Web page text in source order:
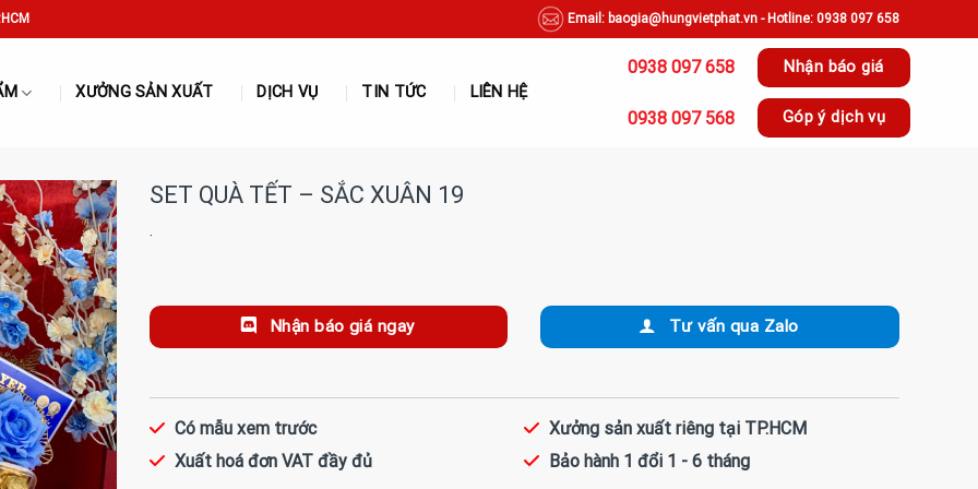
Email: baogia@hungvietphat.vn - Hotline: 0938 097 658
XƯỞNG SẢN XUẤT DỊCH VỤ TIN TỨC LIÊN HỆ
0938 097 658 Nhận báo giá
0938 097 568 Góp ý dịch vụ
SET QUÀ TẾT – SẮC XUÂN 19
·
Nhận báo giá ngay Tư vấn qua Zalo
Có mẫu xem trước
Xuất hoá đơn VAT đầy đủ
Xưởng sản xuất riêng tại TP.HCM
Bảo hành 1 đổi 1 - 6 tháng